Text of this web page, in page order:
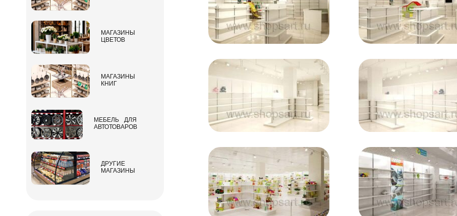
МАГАЗИНЫ
ЦВЕТОВ
МАГАЗИНЫ
КНИГ
МЕБЕЛЬ ДЛЯ
АВТОТОВАРОВ
ДРУГИЕ
МАГАЗИНЫ